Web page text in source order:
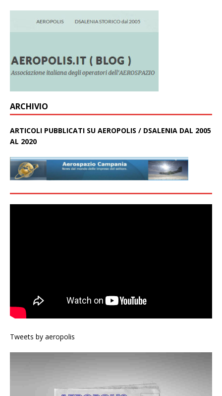
ARCHIVIO
ARTICOLI PUBBLICATI SU AEROPOLIS / DSALENIA DAL 2005
AL 2020
Tweets by aeropolis